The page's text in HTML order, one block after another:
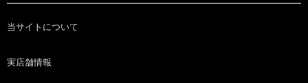
当サイトについて
実店舗情報